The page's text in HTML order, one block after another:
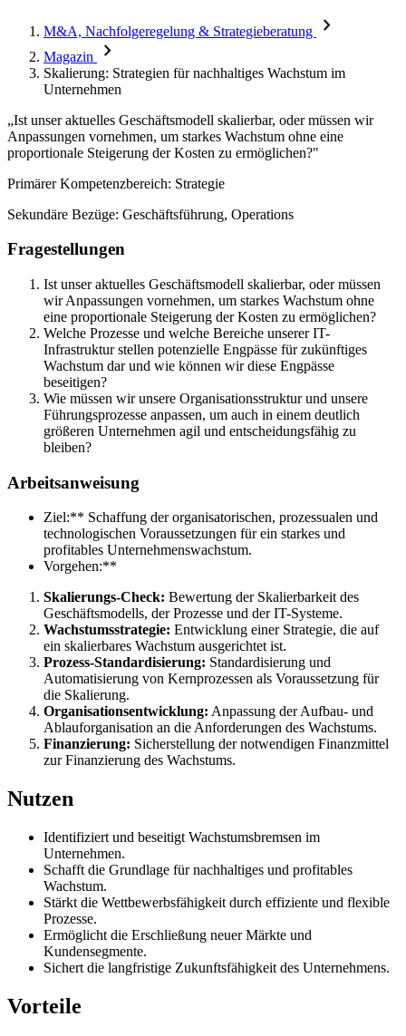
M&A, Nachfolgeregelung & Strategieberatung chevron_right
Magazin chevron_right
Skalierung: Strategien für nachhaltiges Wachstum im
Unternehmen
„Ist unser aktuelles Geschäftsmodell skalierbar, oder müssen wir
Anpassungen vornehmen, um starkes Wachstum ohne eine
proportionale Steigerung der Kosten zu ermöglichen?"
Primärer Kompetenzbereich: Strategie
Sekundäre Bezüge: Geschäftsführung, Operations
Fragestellungen
Ist unser aktuelles Geschäftsmodell skalierbar, oder müssen
wir Anpassungen vornehmen, um starkes Wachstum ohne
eine proportionale Steigerung der Kosten zu ermöglichen?
Welche Prozesse und welche Bereiche unserer IT-
Infrastruktur stellen potenzielle Engpässe für zukünftiges
Wachstum dar und wie können wir diese Engpässe
beseitigen?
Wie müssen wir unsere Organisationsstruktur und unsere
Führungsprozesse anpassen, um auch in einem deutlich
größeren Unternehmen agil und entscheidungsfähig zu
bleiben?
Arbeitsanweisung
Ziel:** Schaffung der organisatorischen, prozessualen und
technologischen Voraussetzungen für ein starkes und
profitables Unternehmenswachstum.
Vorgehen:**
Skalierungs-Check: Bewertung der Skalierbarkeit des
Geschäftsmodells, der Prozesse und der IT-Systeme.
Wachstumsstrategie: Entwicklung einer Strategie, die auf
ein skalierbares Wachstum ausgerichtet ist.
Prozess-Standardisierung: Standardisierung und
Automatisierung von Kernprozessen als Voraussetzung für
die Skalierung.
Organisationsentwicklung: Anpassung der Aufbau- und
Ablauforganisation an die Anforderungen des Wachstums.
Finanzierung: Sicherstellung der notwendigen Finanzmittel
zur Finanzierung des Wachstums.
Nutzen
Identifiziert und beseitigt Wachstumsbremsen im
Unternehmen.
Schafft die Grundlage für nachhaltiges und profitables
Wachstum.
Stärkt die Wettbewerbsfähigkeit durch effiziente und flexible
Prozesse.
Ermöglicht die Erschließung neuer Märkte und
Kundensegmente.
Sichert die langfristige Zukunftsfähigkeit des Unternehmens.
Vorteile